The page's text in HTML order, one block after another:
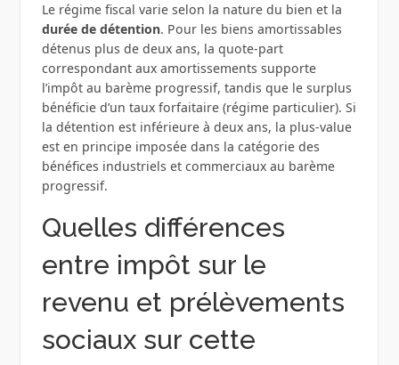
Le régime fiscal varie selon la nature du bien et la
durée de détention. Pour les biens amortissables
détenus plus de deux ans, la quote‑part
correspondant aux amortissements supporte
l’impôt au barème progressif, tandis que le surplus
bénéficie d’un taux forfaitaire (régime particulier). Si
la détention est inférieure à deux ans, la plus‑value
est en principe imposée dans la catégorie des
bénéfices industriels et commerciaux au barème
progressif.
Quelles différences
entre impôt sur le
revenu et prélèvements
sociaux sur cette